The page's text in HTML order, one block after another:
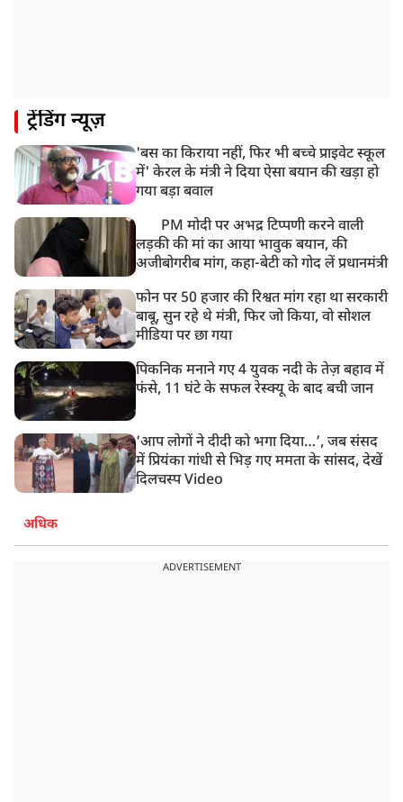
ट्रेंडिंग न्यूज़
'बस का किराया नहीं, फिर भी बच्चे प्राइवेट स्कूल
में' केरल के मंत्री ने दिया ऐसा बयान की खड़ा हो
गया बड़ा बवाल
PM मोदी पर अभद्र टिप्पणी करने वाली
लड़की की मां का आया भावुक बयान, की
अजीबोगरीब मांग, कहा-बेटी को गोद लें प्रधानमंत्री
फोन पर 50 हजार की रिश्वत मांग रहा था सरकारी
बाबू, सुन रहे थे मंत्री, फिर जो किया, वो सोशल
मीडिया पर छा गया
पिकनिक मनाने गए 4 युवक नदी के तेज़ बहाव में
फंसे, 11 घंटे के सफल रेस्क्यू के बाद बची जान
‘आप लोगों ने दीदी को भगा दिया…’, जब संसद
में प्रियंका गांधी से भिड़ गए ममता के सांसद, देखें
दिलचस्प Video
अधिक
ADVERTISEMENT